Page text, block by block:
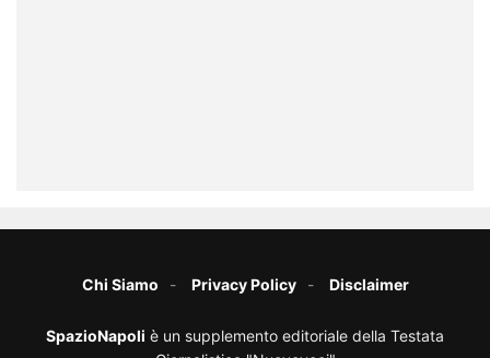
Chi Siamo Privacy Policy Disclaimer
SpazioNapoli è un supplemento editoriale della Testata